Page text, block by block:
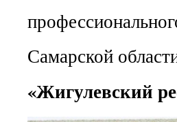
Самарской
«Жигулевский